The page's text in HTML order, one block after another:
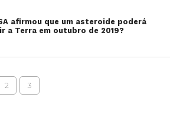
afirmou que um asteroide poderá
a Terra em outubro de 2019?
2 3